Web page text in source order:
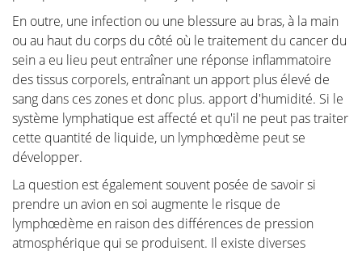
En outre, une infection ou une blessure au bras, à la main
ou au haut du corps du côté où le traitement du cancer du
sein a eu lieu peut entraîner une réponse inflammatoire
des tissus corporels, entraînant un apport plus élevé de
sang dans ces zones et donc plus. apport d'humidité. Si le
système lymphatique est affecté et qu'il ne peut pas traiter
cette quantité de liquide, un lymphœdème peut se
développer.
La question est également souvent posée de savoir si
prendre un avion en soi augmente le risque de
lymphœdème en raison des différences de pression
atmosphérique qui se produisent. Il existe diverses